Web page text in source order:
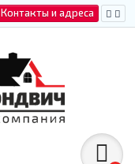
Контакты и адреса